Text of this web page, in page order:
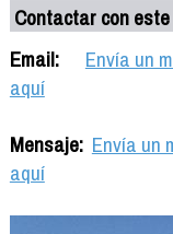
Contactar con
Email:
Envía un
aquí
Mensaje: Envía un
aquí